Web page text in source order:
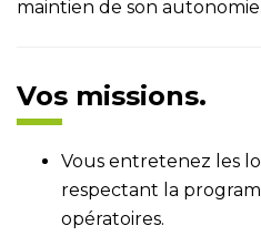
maintien de son autonomie.
Vos missions.
Vous entretenez les
respectant la
opératoires.